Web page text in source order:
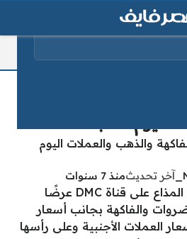
آخر تحديثمنذ 7 سنوات
قدم برنامج “8 الصبح” المذاع على قناة DMC عرضًا
والفاكهة بجانب أسعار
العملات الأجنبية وعلى رأسها